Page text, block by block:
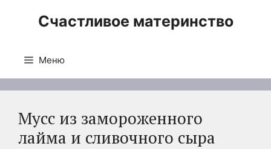
Счастливое материнство
Меню
Мусс из замороженного
лайма и сливочного сыра